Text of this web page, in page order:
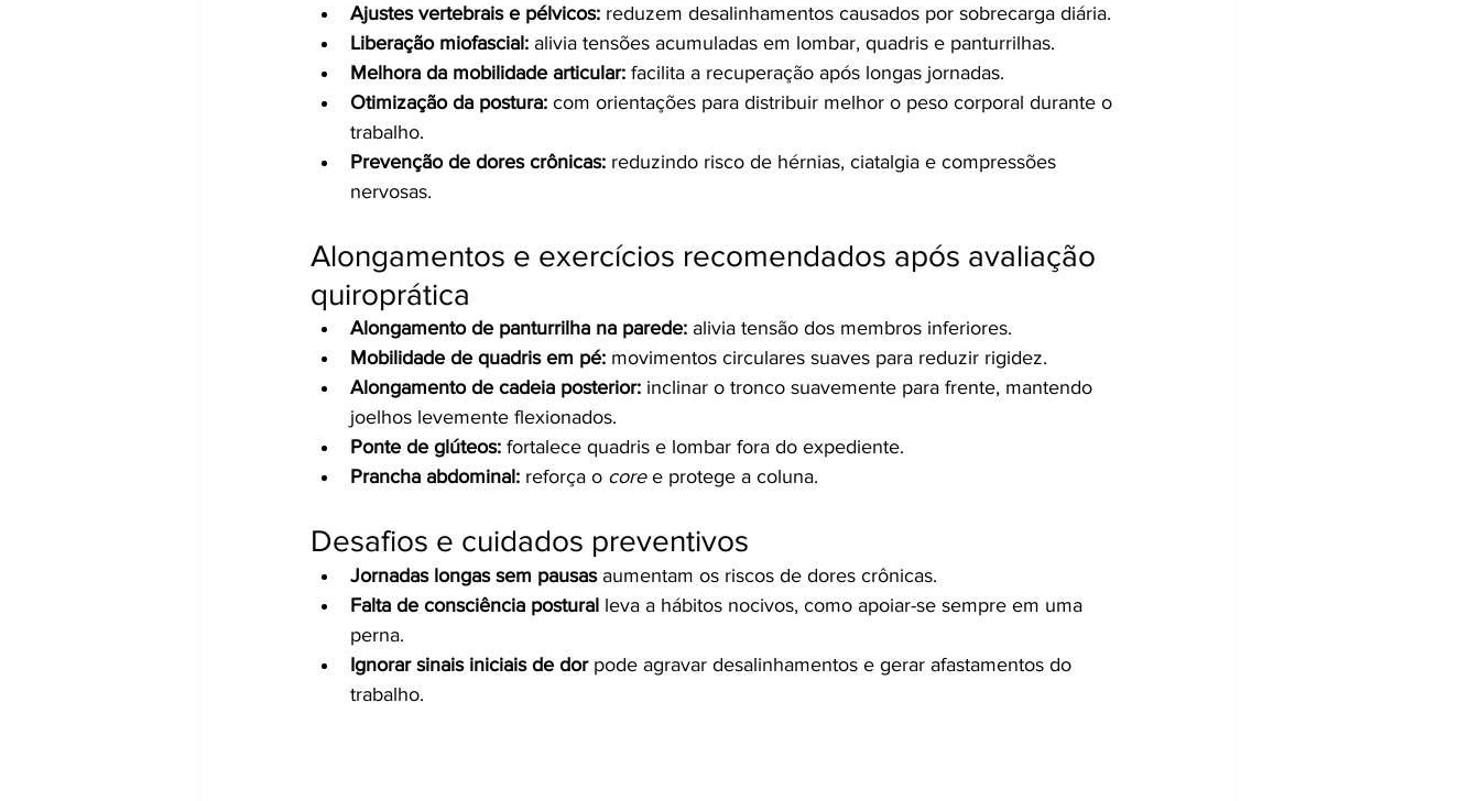
Ajustes vertebrais e pélvicos: reduzem desalinhamentos causados por sobrecarga diária.
Liberação miofascial: alivia tensões acumuladas em lombar, quadris e panturrilhas.
Melhora da mobilidade articular: facilita a recuperação após longas jornadas.
Otimização da postura: com orientações para distribuir melhor o peso corporal durante o
trabalho.
Prevenção de dores crônicas: reduzindo risco de hérnias, ciatalgia e compressões
nervosas.
Alongamentos e exercícios recomendados após avaliação
quiroprática
Alongamento de panturrilha na parede: alivia tensão dos membros inferiores.
Mobilidade de quadris em pé: movimentos circulares suaves para reduzir rigidez.
Alongamento de cadeia posterior: inclinar o tronco suavemente para frente, mantendo
joelhos levemente flexionados.
Ponte de glúteos: fortalece quadris e lombar fora do expediente.
Prancha abdominal: reforça o core e protege a coluna.
Desafios e cuidados preventivos
Jornadas longas sem pausas aumentam os riscos de dores crônicas.
Falta de consciência postural leva a hábitos nocivos, como apoiar-se sempre em uma
perna.
Ignorar sinais iniciais de dor pode agravar desalinhamentos e gerar afastamentos do
trabalho.